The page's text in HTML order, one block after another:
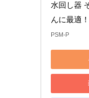
水回し器
んに最適
PSM-P